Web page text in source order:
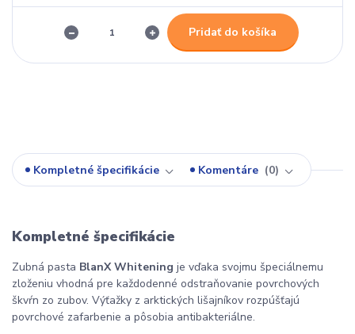
Pridať do košíka
Kompletné špecifikácie Komentáre 0
Kompletné špecifikácie
Zubná pasta BlanX Whitening je vďaka svojmu špeciálnemu
zloženiu vhodná pre každodenné odstraňovanie povrchových
škvŕn zo zubov. Výťažky z arktických lišajníkov rozpúšťajú
povrchové zafarbenie a pôsobia antibakteriálne.